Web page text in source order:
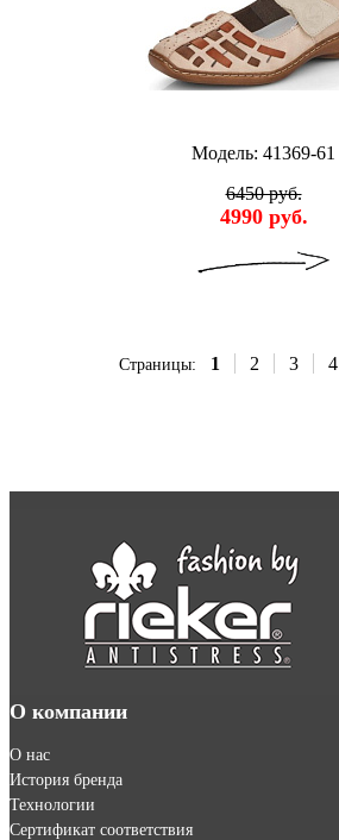
Модель: 41369-61
6450 руб.
4990 руб.
Страницы: 1 2 3 4
О компании
О нас
История бренда
Технологии
Сертификат соответствия